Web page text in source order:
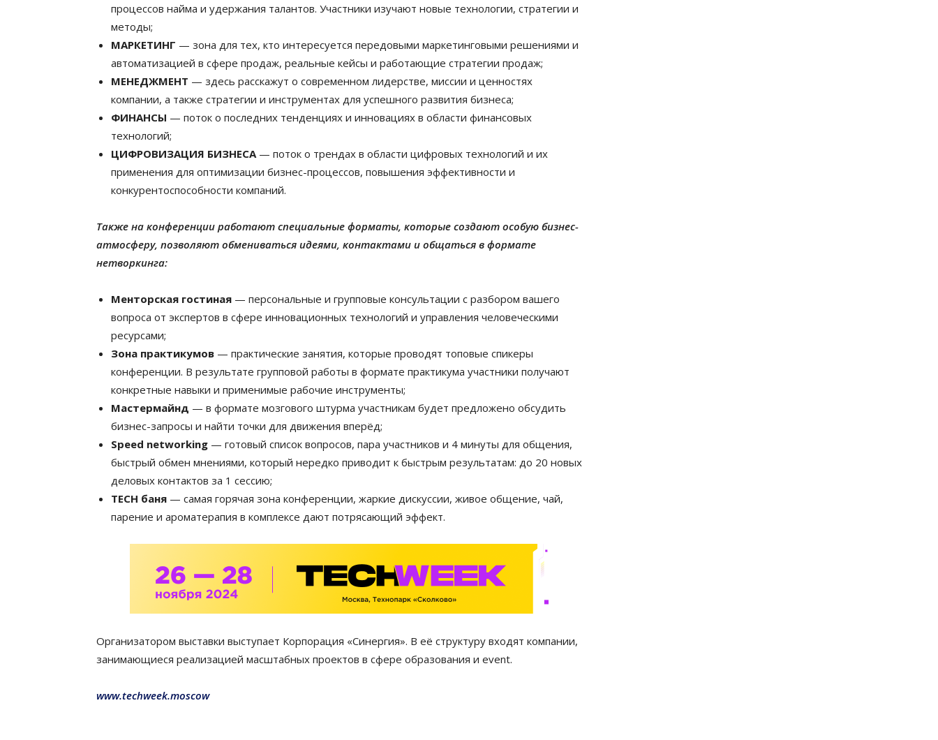
процессов найма и удержания талантов. Участники изучают новые технологии, стратегии и
методы;
МАРКЕТИНГ — зона для тех, кто интересуется передовыми маркетинговыми решениями и
автоматизацией в сфере продаж, реальные кейсы и работающие стратегии продаж;
МЕНЕДЖМЕНТ — здесь расскажут о современном лидерстве, миссии и ценностях
компании, а также стратегии и инструментах для успешного развития бизнеса;
ФИНАНСЫ — поток о последних тенденциях и инновациях в области финансовых
технологий;
ЦИФРОВИЗАЦИЯ БИЗНЕСА— поток о трендах в области цифровых технологий и их
применения для оптимизации бизнес-процессов, повышения эффективности и
конкурентоспособности компаний.
Также на конференции работают специальные форматы, которые создают особую бизнес-
атмосферу, позволяют обмениваться идеями, контактами и общаться в формате
нетворкинга:
Менторская гостиная — персональные и групповые консультации с разбором вашего
вопроса от экспертов в сфере инновационных технологий и управления человеческими
ресурсами;
Зона практикумов — практические занятия, которые проводят топовые спикеры
конференции. В результате групповой работы в формате практикума участники получают
конкретные навыки и применимые рабочие инструменты;
Мастермайнд — в формате мозгового штурма участникам будет предложено обсудить
бизнес-запросы и найти точки для движения вперёд;
Speed networking — готовый список вопросов, пара участников и 4 минуты для общения,
быстрый обмен мнениями, который нередко приводит к быстрым результатам: до 20 новых
деловых контактов за 1 сессию;
TECH баня — самая горячая зона конференции, жаркие дискуссии, живое общение, чай,
парение и ароматерапия в комплексе дают потрясающий эффект.
Организатором выставки выступает Корпорация «Синергия». В её структуру входят компании,
занимающиеся реализацией масштабных проектов в сфере образования и event.
www.techweek.moscow